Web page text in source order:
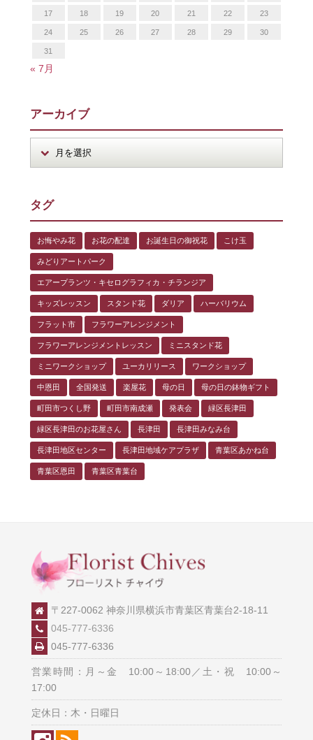
17 18 19 20 21 22 23
24 25 26 27 28 29 30
31
« 7月
アーカイブ
タグ
お悔やみ花 お花の配達 お誕生日の御祝花 こけ玉
みどりアートパーク
エアープランツ・キセログラフィカ・チランジア
キッズレッスン スタンド花 ダリア ハーバリウム
フラット市 フラワーアレンジメント
フラワーアレンジメントレッスン ミニスタンド花
ミニワークショップ ユーカリリース ワークショップ
中恩田 全国発送 楽屋花 母の日 母の日の鉢物ギフト
町田市つくし野 町田市南成瀬 発表会 緑区長津田
緑区長津田のお花屋さん 長津田 長津田みなみ台
長津田地区センター 長津田地域ケアプラザ 青葉区あかね台
青葉区恩田 青葉区青葉台
〒227-0062 神奈川県横浜市青葉区青葉台2-18-11
045-777-6336
045-777-6336
営業時間：月～金 10:00～18:00／土・祝 10:00～
17:00
定休日：木・日曜日